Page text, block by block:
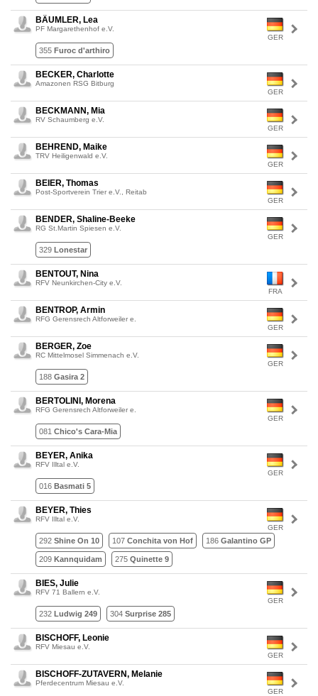
GER
BÄUMLER, Lea
PF Margarethenhof e.V.
355 Furoc d'arthiro
GER
BECKER, Charlotte
Amazonen RSG Bitburg
GER
BECKMANN, Mia
RV Schaumberg e.V.
GER
BEHREND, Maike
TRV Heiligenwald e.V.
GER
BEIER, Thomas
Post-Sportverein Trier e.V., Reitab
GER
BENDER, Shaline-Beeke
RG St.Martin Spiesen e.V.
329 Lonestar
FRA
BENTOUT, Nina
RFV Neunkirchen-City e.V.
GER
BENTROP, Armin
RFG Gerensrech Altforweiler e.
GER
BERGER, Zoe
RC Mittelmosel Simmenach e.V.
188 Gasira 2
GER
BERTOLINI, Morena
RFG Gerensrech Altforweiler e.
081 Chico's Cara-Mia
GER
BEYER, Anika
RFV Illtal e.V.
016 Basmati 5
GER
BEYER, Thies
RFV Illtal e.V.
292 Shine On 10 107 Conchita von Hof 186 Galantino GP
209 Kannquidam 275 Quinette 9
GER
BIES, Julie
RFV 71 Ballern e.V.
232 Ludwig 249 304 Surprise 285
GER
BISCHOFF, Leonie
RFV Miesau e.V.
GER
BISCHOFF-ZUTAVERN, Melanie
Pferdecentrum Miesau e.V.